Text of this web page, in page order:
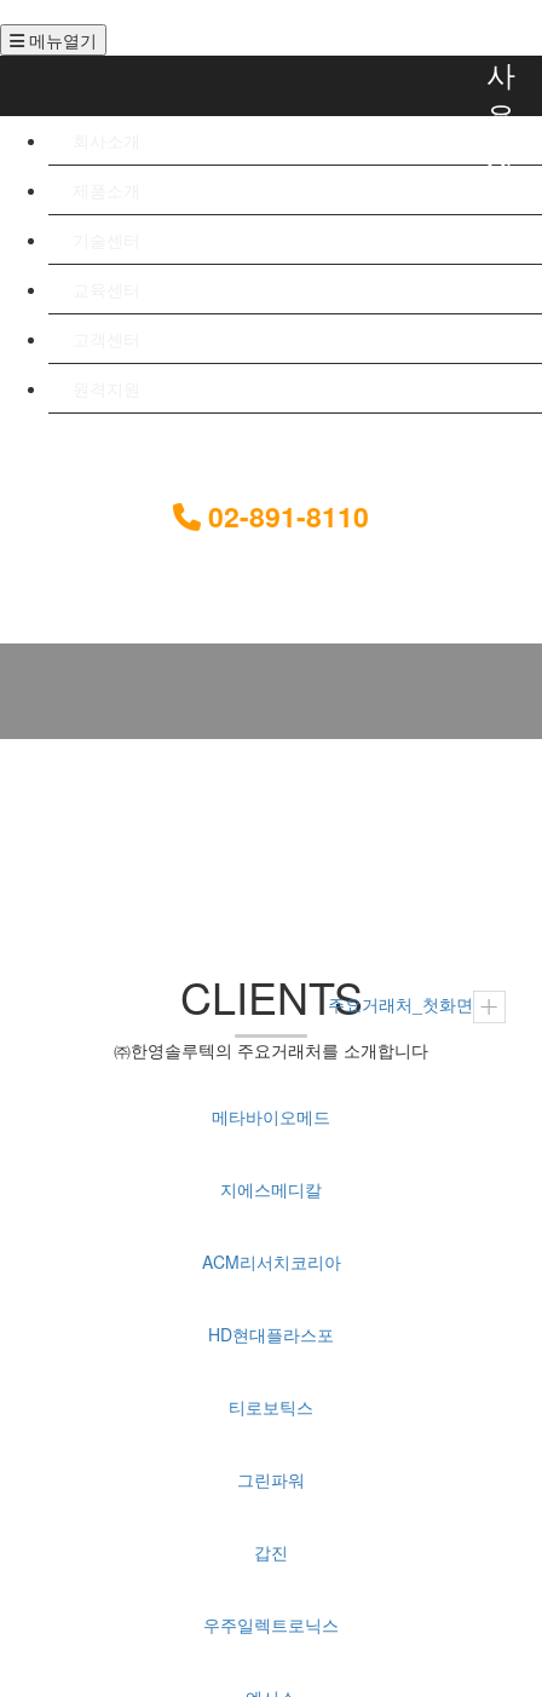
메뉴열기
02-891-8110
사
용
자
CLIENTS
㈜한영솔루텍의 주요거래처를 소개합니다
주요거래처_첫화면
메타바이오메드
지에스메디칼
ACM리서치코리아
HD현대플라스포
티로보틱스
그린파워
갑진
우주일렉트로닉스